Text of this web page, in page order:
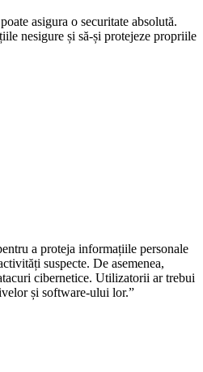
asigura o securitate absolută.
nesigure și să-și protejeze propriile
a proteja informațiile personale
suspecte. De asemenea,
cibernetice. Utilizatorii ar trebui
și software-ului lor.”